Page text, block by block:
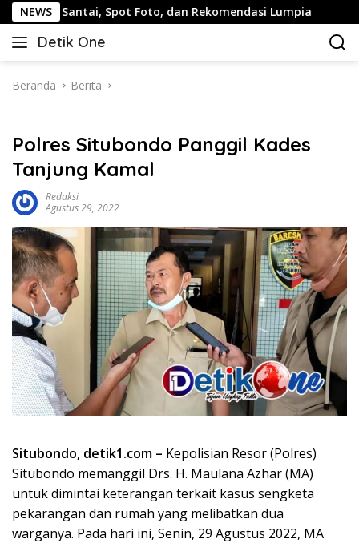
Langsung
ke
konten
NEWS
Spot Foto, dan Rekomendasi Lumpia Panduan
Detik One
Tajam
Fakta
Beranda Berita
Polres Situbondo Panggil Kades
Tanjung Kamal
Redaksi
Agustus 29, 2022
Situbondo, detik1.com – Kepolisian Resor (Polres)
Situbondo memanggil Drs. H. Maulana Azhar (MA)
untuk dimintai keterangan terkait kasus sengketa
pekarangan dan rumah yang melibatkan dua
warganya. Pada hari ini, Senin, 29 Agustus 2022, MA